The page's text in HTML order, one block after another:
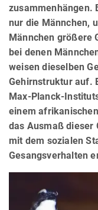
zusammenhängen.
nur die Männchen,
Männchen größere
bei denen
weisen dieselben
Gehirnstruktur auf.
Max-Planck-
einem
das Ausmaß dieser
mit dem sozialen
Gesangsverhalten